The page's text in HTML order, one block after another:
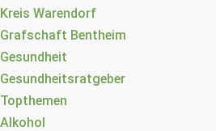
Kreis Warendorf
Grafschaft Bentheim
Gesundheit
Gesundheitsratgeber
Topthemen
Alkohol